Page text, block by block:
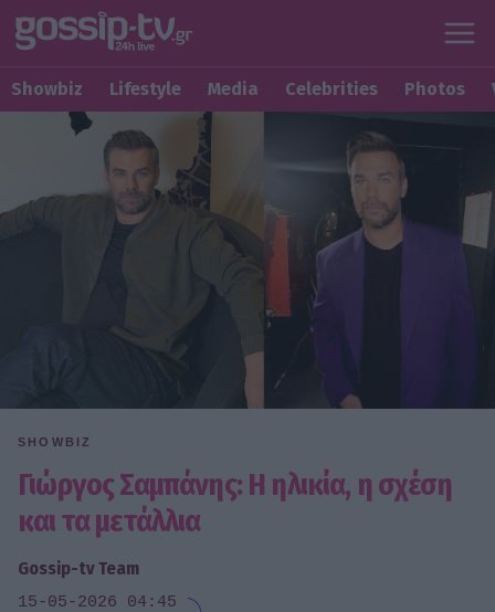
Showbiz Lifestyle Media Celebrities Photos
SHOWBIZ
Γιώργος Σαμπάνης: Η ηλικία, η σχέση
και τα μετάλλια
Gossip-tv Team
15-05-2026 04:45